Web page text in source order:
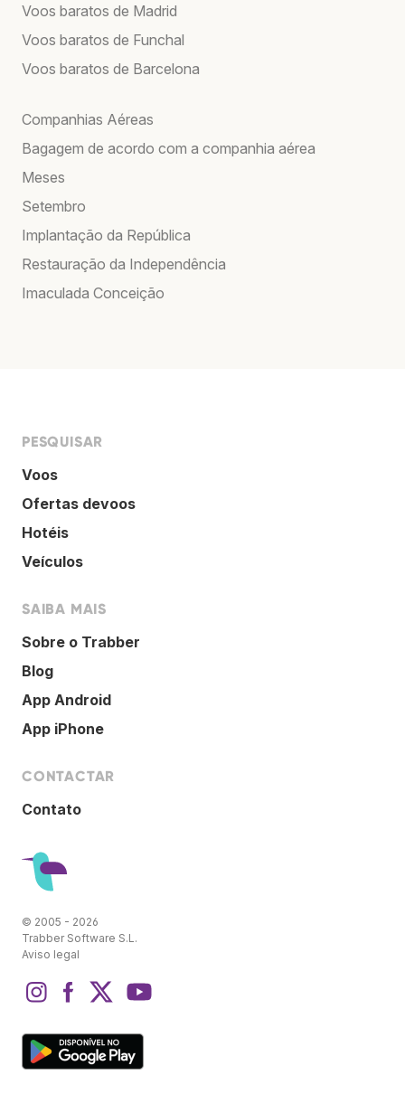
Voos baratos de Madrid
Voos baratos de Funchal
Voos baratos de Barcelona
Companhias Aéreas
Bagagem de acordo com a companhia aérea
Meses
Setembro
Implantação da República
Restauração da Independência
Imaculada Conceição
PESQUISAR
Voos
Ofertas devoos
Hotéis
Veículos
SAIBA MAIS
Sobre o Trabber
Blog
App Android
App iPhone
CONTACTAR
Contato
© 2005 - 2026
Trabber Software S.L.
Aviso legal